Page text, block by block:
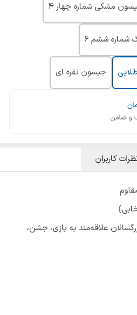
مشکی شماره چهار ۴
شماره ششم ۶
جیسون نقره ای
کاربران
علاقه‌مند به بازی، جشن،